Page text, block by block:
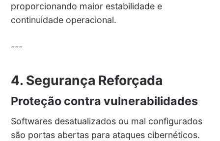
proporcionando maior estabilidade e
continuidade operacional.
---
4. Segurança Reforçada
Proteção contra vulnerabilidades
Softwares desatualizados ou mal configurados
são portas abertas para ataques cibernéticos.